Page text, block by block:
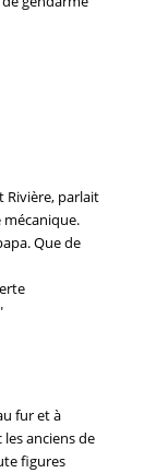
Rivière, parlait
Que de
fur et à
anciens de
figures